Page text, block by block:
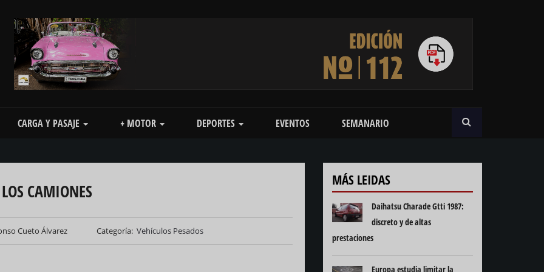
CARGA Y PASAJE + MOTOR DEPORTES EVENTOS SEMANARIO
CAMIONES
Cueto Álvarez Categoría Vehículos Pesados
MÁS LEIDAS
Daihatsu Charade Gtti 1987:
discreto y de altas
prestaciones
Europa estudia limitar la